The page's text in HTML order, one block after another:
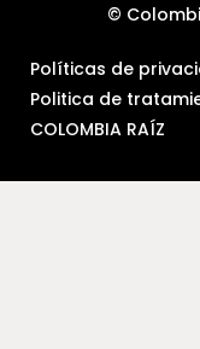
©
Políticas de
Politica de
COLOMBIA RAÍZ